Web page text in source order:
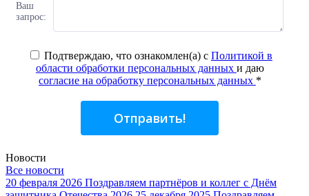
Ваш
запрос:
Подтверждаю, что ознакомлен(а) с Политикой в
области обработки персональных данных и даю
согласие на обработку персональных данных *
Отправить!
Новости
Все новости
20 февраля 2026 Поздравляем партнёров и коллег с Днём